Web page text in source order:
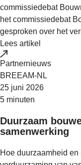
commissiedebat
het commissiedebat
gesproken over het
Lees artikel
Partnernieuws
BREEAM-NL
25 juni 2026
5 minuten
Duurzaam
samenwerking
Hoe duurzaamheid